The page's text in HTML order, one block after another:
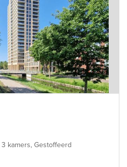
kamers, Gestoffeerd